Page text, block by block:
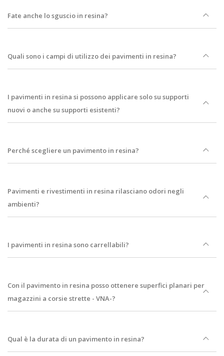
Fate anche lo sguscio in resina?
Quali sono i campi di utilizzo dei pavimenti in resina?
I pavimenti in resina si possono applicare solo su supporti
nuovi o anche su supporti esistenti?
Perché scegliere un pavimento in resina?
Pavimenti e rivestimenti in resina rilasciano odori negli
ambienti?
I pavimenti in resina sono carrellabili?
Con il pavimento in resina posso ottenere superfici planari per
magazzini a corsie strette - VNA-?
Qual è la durata di un pavimento in resina?